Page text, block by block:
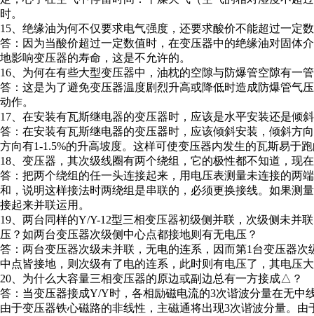
时。
15、绝缘油为何不仅要求电气强度，还要求酸价不能超过一定
答：因为当酸价超过一定数值时，在变压器中的绝缘油对固体
地影响变压器的寿命，这是不允许的。
16、为何在有些大型变压器中，油枕的空隙与防爆管空隙有一
答：这是为了避免变压器温度剧烈升高或降低时造成防爆管气
动作。
17、在安装有瓦斯继电器的变压器时，应该是水平安装还是倾
答：在安装有瓦斯继电器的变压器时，应该倾斜安装，倾斜方
方向有1-1.5%的升高坡度。这样可使变压器内发生的瓦斯易于
18、变压器，其次级线圈有两个绕组，它的极性都不知道，现
答：把两个绕组的任一头连接起来，用电压表测量未连接的两
和，说明这样接法时两绕组是串联的，必须更换接线。如果测
接起来并联运用。
19、两台同样的Y/Y-12型三相变压器初级侧并联，次级侧未并
压？如两台变压器次级侧中心点都接地则有无电压？
答：两台变压器次级未并联，无电的连系，因而第1台变压器
中点皆接地，则次级有了电的连系，此时则有电压了，其电压
20、为什么大容量三相变压器的原边或副边总有一方接成△？
答：当变压器接成Y/Y时，各相励磁电流的3次谐波分量在无
由于变压器铁心磁路的非线性，主磁通将出现3次谐波分量。